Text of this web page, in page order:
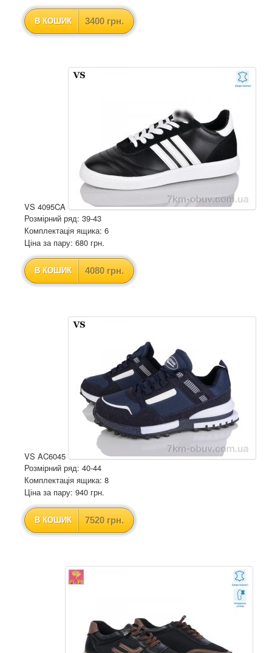
В КОШИК 3400 грн.
VS 4095CA
Розмірний ряд: 39-43
Комплектація ящика: 6
Ціна за пару: 680 грн.
В КОШИК 4080 грн.
VS AC6045
Розмірний ряд: 40-44
Комплектація ящика: 8
Ціна за пару: 940 грн.
В КОШИК 7520 грн.